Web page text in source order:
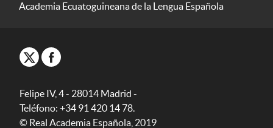
Academia Ecuatoguineana de la Lengua Española
Felipe IV, 4 - 28014 Madrid -
Teléfono: +34 91 420 14 78.
© Real Academia Española, 2019